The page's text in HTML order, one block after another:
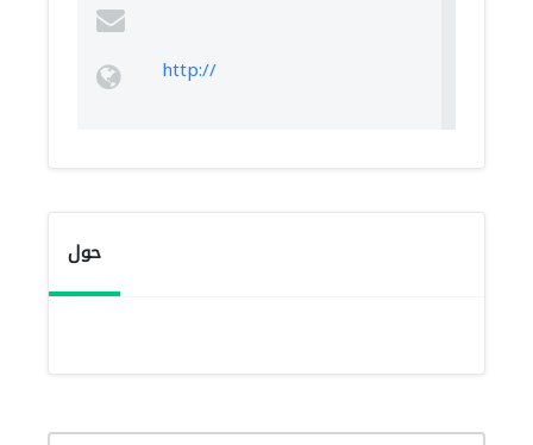
http://
حول